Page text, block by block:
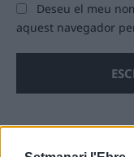
Deseu el meu
aquest navegador